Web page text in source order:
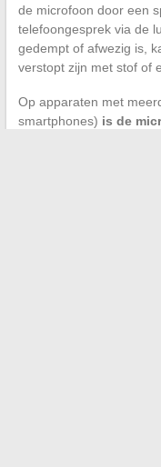
de microfoon door een
telefoongesprek via de
gedempt of afwezig is,
verstopt zijn met stof of
Op apparaten met
smartphones) is de